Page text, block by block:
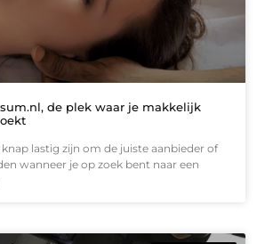
de plek waar je makkelijk
lastig zijn om de juiste aanbieder of
wanneer je op zoek bent naar een